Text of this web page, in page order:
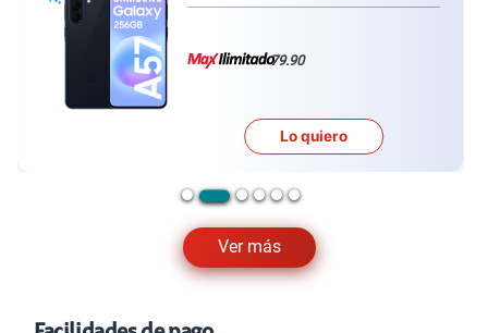
Ver más
79.90
Lo quiero